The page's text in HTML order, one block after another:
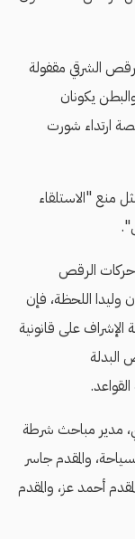
الشرقي مقفولة
يكونان
ارتداء شورت
منع "الاستلقاء
الرقص
وليدا اللحظة، فإن
على قانونية
البدلة
مدير مباحث شرطة
والمقدم جاسر
أحمد عز، والمقدم